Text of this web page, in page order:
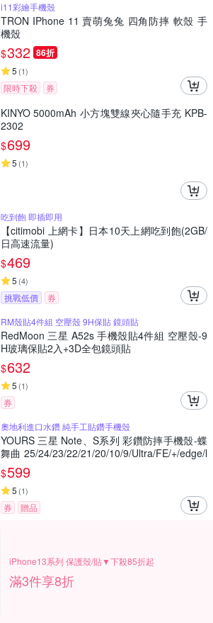
i11彩繪手機殼
TRON IPhone 11 賣萌兔兔 四角防摔 軟殼 手
機殼
$332 86折
5 (1)
限時下殺 券
KINYO 5000mAh 小方塊雙線夾心隨手充 KPB-
2302
$699
5 (1)
吃到飽 即插即用
【citimobi 上網卡】日本10天上網吃到飽(2GB/
日高速流量)
$469
5 (4)
挑戰低價
券
RM殼貼4件組 空壓殼 9H保貼 鏡頭貼
RedMoon 三星 A52s 手機殼貼4件組 空壓殼-9
H玻璃保貼2入+3D全包鏡頭貼
$632
5 (1)
券
奧地利進口水鑽 純手工貼鑽手機殼
YOURS 三星 Note、S系列 彩鑽防摔手機殼-蝶
舞曲 25/24/23/22/21/20/10/9/Ultra/FE/+/edge/l
ite
$599
5 (1)
券 贈品
iPhone13系列 保護殼/貼▼下殺85折起
滿3件享8折